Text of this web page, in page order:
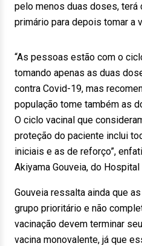
pelo menos duas doses,
primário para depois tomar a
“As pessoas estão com o
tomando apenas as duas
contra Covid-19, mas
população tome também as
O ciclo vacinal que
proteção do paciente inclui
iniciais e as de reforço”,
Akiyama Gouveia, do
Gouveia ressalta ainda que
grupo prioritário e não
vacinação devem terminar
vacina monovalente, já que